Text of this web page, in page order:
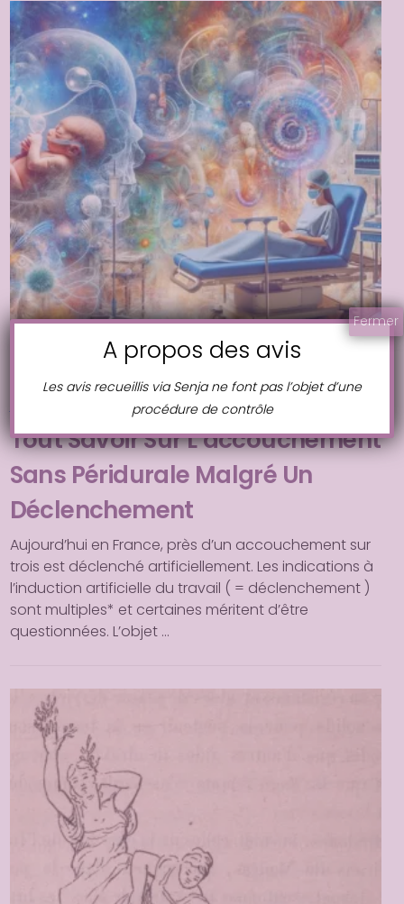
GROSSESSE ET ACCOUCHEMENT
Tout Savoir Sur L’accouchement
Sans Péridurale Malgré Un
Déclenchement
Aujourd’hui en France, près d’un accouchement sur
trois est déclenché artificiellement. Les indications à
l’induction artificielle du travail ( = déclenchement )
sont multiples* et certaines méritent d’être
questionnées. L’objet …
A propos des avis
Les avis recueillis via Senja ne font pas l’objet d’une
procédure de contrôle
Fermer